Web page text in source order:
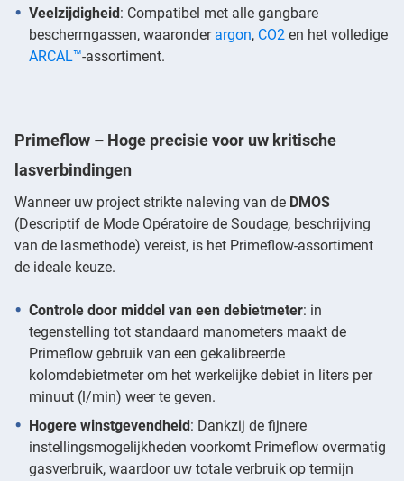
Veelzijdigheid: Compatibel met alle gangbare
beschermgassen, waaronder argon, CO2 en het volledige
ARCAL™-assortiment.
Primeflow – Hoge precisie voor uw kritische
lasverbindingen
Wanneer uw project strikte naleving van de DMOS
(Descriptif de Mode Opératoire de Soudage, beschrijving
van de lasmethode) vereist, is het Primeflow-assortiment
de ideale keuze.
Controle door middel van een debietmeter: in
tegenstelling tot standaard manometers maakt de
Primeflow gebruik van een gekalibreerde
kolomdebietmeter om het werkelijke debiet in liters per
minuut (l/min) weer te geven.
Hogere winstgevendheid: Dankzij de fijnere
instellingsmogelijkheden voorkomt Primeflow overmatig
gasverbruik, waardoor uw totale verbruik op termijn